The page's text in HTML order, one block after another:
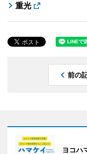
重光
前の
ヨコハ